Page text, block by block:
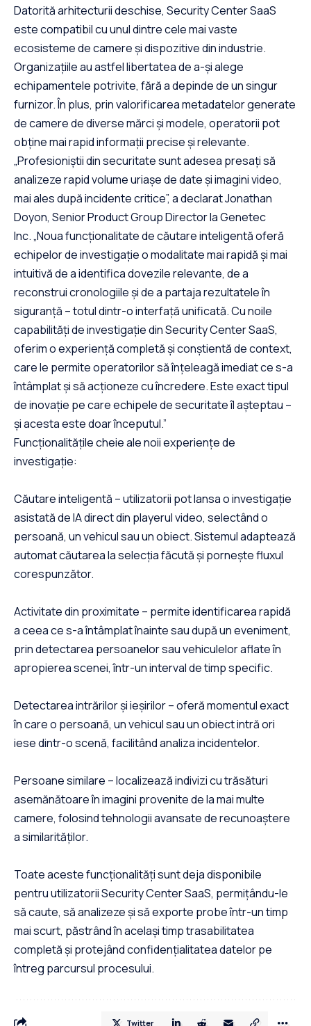
Datorită arhitecturii deschise, Security Center SaaS
este compatibil cu unul dintre cele mai vaste
ecosisteme de camere și dispozitive din industrie.
Organizațiile au astfel libertatea de a-și alege
echipamentele potrivite, fără a depinde de un singur
furnizor. În plus, prin valorificarea metadatelor generate
de camere de diverse mărci și modele, operatorii pot
obține mai rapid informații precise și relevante.
„Profesioniștii din securitate sunt adesea presați să
analizeze rapid volume uriașe de date și imagini video,
mai ales după incidente critice”, a declarat Jonathan
Doyon, Senior Product Group Director la Genetec
Inc. „Noua funcționalitate de căutare inteligentă oferă
echipelor de investigație o modalitate mai rapidă și mai
intuitivă de a identifica dovezile relevante, de a
reconstrui cronologiile și de a partaja rezultatele în
siguranță – totul dintr-o interfață unificată. Cu noile
capabilități de investigație din Security Center SaaS,
oferim o experiență completă și conștientă de context,
care le permite operatorilor să înțeleagă imediat ce s-a
întâmplat și să acționeze cu încredere. Este exact tipul
de inovație pe care echipele de securitate îl așteptau –
și acesta este doar începutul.”
Funcționalitățile cheie ale noii experiențe de
investigație:
Căutare inteligentă – utilizatorii pot lansa o investigație
asistată de IA direct din playerul video, selectând o
persoană, un vehicul sau un obiect. Sistemul adaptează
automat căutarea la selecția făcută și pornește fluxul
corespunzător.
Activitate din proximitate – permite identificarea rapidă
a ceea ce s-a întâmplat înainte sau după un eveniment,
prin detectarea persoanelor sau vehiculelor aflate în
apropierea scenei, într-un interval de timp specific.
Detectarea intrărilor și ieșirilor – oferă momentul exact
în care o persoană, un vehicul sau un obiect intră ori
iese dintr-o scenă, facilitând analiza incidentelor.
Persoane similare – localizează indivizi cu trăsături
asemănătoare în imagini provenite de la mai multe
camere, folosind tehnologii avansate de recunoaștere
a similarităților.
Toate aceste funcționalități sunt deja disponibile
pentru utilizatorii Security Center SaaS, permițându-le
să caute, să analizeze și să exporte probe într-un timp
mai scurt, păstrând în același timp trasabilitatea
completă și protejând confidențialitatea datelor pe
întreg parcursul procesului.
Twitter